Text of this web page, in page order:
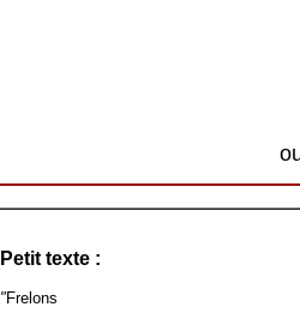
Petit texte :
"Frelons